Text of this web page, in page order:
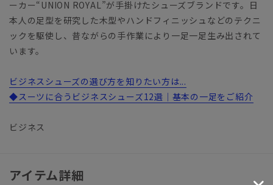
ーカー“UNION ROYAL”が手掛けたシューズブランドです。日
本人の足型を研究した木型やハンドフィニッシュなどのテクニ
ックを駆使し、昔ながらの手作業により一足一足生み出されて
います。
ビジネスシューズの選び方を知りたい方は...
◆スーツに合うビジネスシューズ12選｜基本の一足をご紹介
ビジネス
アイテム詳細